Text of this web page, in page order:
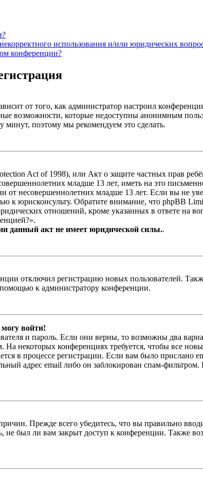
использования и/или юридических
конференции?
от того, как администратор настроил
возможности, которые недоступны анонимным
минут, поэтому мы рекомендуем это сделать.
Act of 1998), или Акт о защите частных прав
младше 13 лет, иметь на это
от несовершеннолетних младше 13 лет. Если вы не
к юрисконсульту. Обратите внимание, что phpBB
отношений, кроме указанных в ответе на
данный акт не имеет юридической силы..
отключил регистрацию новых пользователей.
помощью к администратору конференции.
могу войти!
и пароль. Если они верны, то возможны два
некоторых конференциях требуется, чтобы все
в процессе регистрации. Если вам было
адрес email либо он заблокирован спам-
Прежде всего убедитесь, что вы правильно
не был ли вам закрыт доступ к конференции. Также